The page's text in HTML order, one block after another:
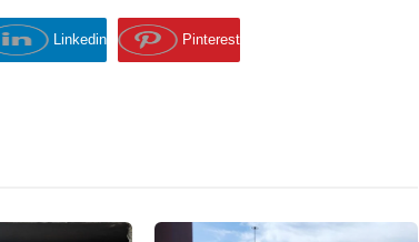
Linkedin Pinterest